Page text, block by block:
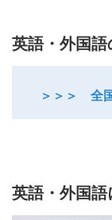
英語・外国語
＞＞＞ 全
英語・外国語